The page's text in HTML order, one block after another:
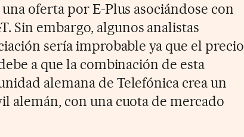
oferta por E-Plus asociándose con
Sin embargo, algunos analistas
sería improbable ya que el precio
a que la combinación de esta
alemana de Telefónica crea un
alemán, con una cuota de mercado